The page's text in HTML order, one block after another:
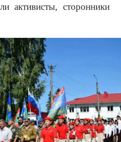
активисты, сторонники